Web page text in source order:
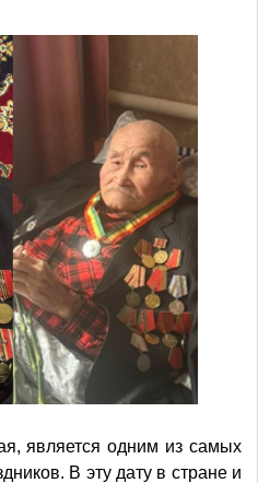
является одним из самых
В эту дату в стране и